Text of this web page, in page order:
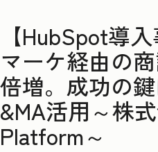
【HubSpot導
マーケ経由の
倍増。成功の
&MA活用～株
Platform～